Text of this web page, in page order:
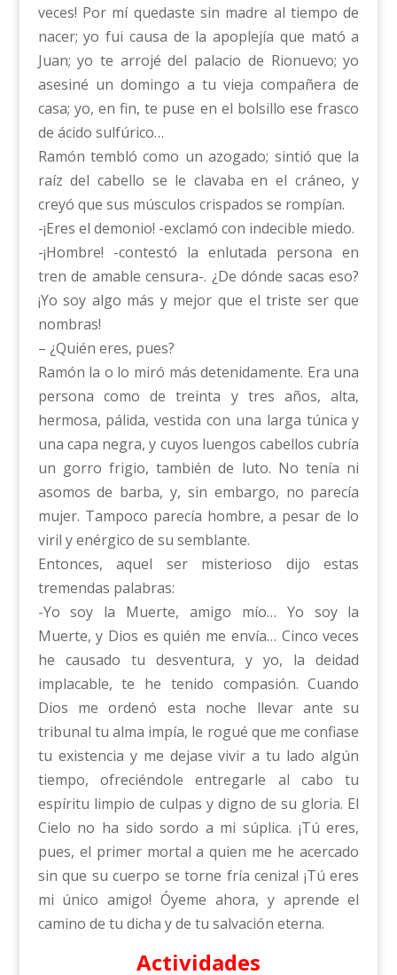
veces! Por mí quedaste sin madre al tiempo de
nacer; yo fui causa de la apoplejía que mató a
Juan; yo te arrojé del palacio de Rionuevo; yo
asesiné un domingo a tu vieja compañera de
casa; yo, en fin, te puse en el bolsillo ese frasco
de ácido sulfúrico…
Ramón tembló como un azogado; sintió que la
raíz del cabello se le clavaba en el cráneo, y
creyó que sus músculos crispados se rompían.
-¡Eres el demonio! -exclamó con indecible miedo.
-¡Hombre! -contestó la enlutada persona en
tren de amable censura-. ¿De dónde sacas eso?
¡Yo soy algo más y mejor que el triste ser que
nombras!
– ¿Quién eres, pues?
Ramón la o lo miró más detenidamente. Era una
persona como de treinta y tres años, alta,
hermosa, pálida, vestida con una larga túnica y
una capa negra, y cuyos luengos cabellos cubría
un gorro frigio, también de luto. No tenía ni
asomos de barba, y, sin embargo, no parecía
mujer. Tampoco parecía hombre, a pesar de lo
viril y enérgico de su semblante.
Entonces, aquel ser misterioso dijo estas
tremendas palabras:
-Yo soy la Muerte, amigo mío… Yo soy la
Muerte, y Dios es quién me envía… Cinco veces
he causado tu desventura, y yo, la deidad
implacable, te he tenido compasión. Cuando
Dios me ordenó esta noche llevar ante su
tribunal tu alma impía, le rogué que me confiase
tu existencia y me dejase vivir a tu lado algún
tiempo, ofreciéndole entregarle al cabo tu
espíritu limpio de culpas y digno de su gloria. El
Cielo no ha sido sordo a mi súplica. ¡Tú eres,
pues, el primer mortal a quien me he acercado
sin que su cuerpo se torne fría ceniza! ¡Tú eres
mi único amigo! Óyeme ahora, y aprende el
camino de tu dicha y de tu salvación eterna.
Actividades